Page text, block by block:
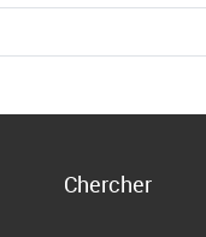
Chercher